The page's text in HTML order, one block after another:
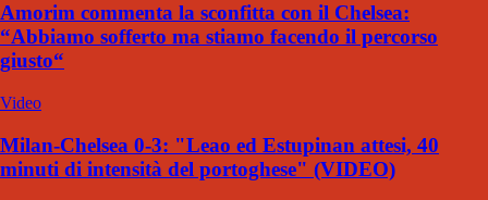
Amorim commenta la sconfitta con il Chelsea:
“Abbiamo sofferto ma stiamo facendo il percorso
giusto“
Video
Milan-Chelsea 0-3: "Leao ed Estupinan attesi, 40
minuti di intensità del portoghese" (VIDEO)